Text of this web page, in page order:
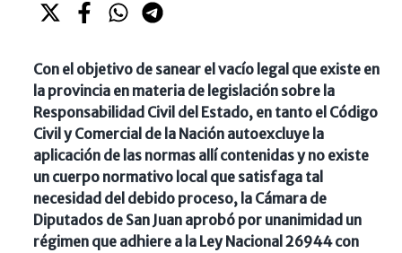
Con el objetivo de sanear el vacío legal que existe en
la provincia en materia de legislación sobre la
Responsabilidad Civil del Estado, en tanto el Código
Civil y Comercial de la Nación autoexcluye la
aplicación de las normas allí contenidas y no existe
un cuerpo normativo local que satisfaga tal
necesidad del debido proceso, la Cámara de
Diputados de San Juan aprobó por unanimidad un
régimen que adhiere a la Ley Nacional 26944 con